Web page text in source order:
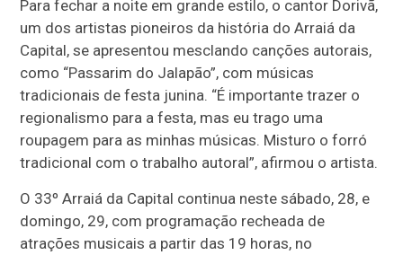
Para fechar a noite em grande estilo, o cantor Dorivã,
um dos artistas pioneiros da história do Arraiá da
Capital, se apresentou mesclando canções autorais,
como “Passarim do Jalapão”, com músicas
tradicionais de festa junina. “É importante trazer o
regionalismo para a festa, mas eu trago uma
roupagem para as minhas músicas. Misturo o forró
tradicional com o trabalho autoral”, afirmou o artista.
O 33º Arraiá da Capital continua neste sábado, 28, e
domingo, 29, com programação recheada de
atrações musicais a partir das 19 horas, no